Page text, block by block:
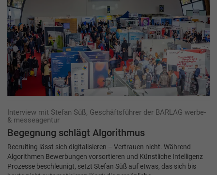
Interview mit Stefan Süß, Geschäftsführer der BARLAG werbe-
& messeagentur
Begegnung schlägt Algorithmus
Recruiting lässt sich digitalisieren – Vertrauen nicht. Während
Algorithmen Bewerbungen vorsortieren und Künstliche Intelligenz
Prozesse beschleunigt, setzt Stefan Süß auf etwas, das sich bis